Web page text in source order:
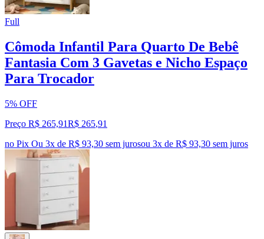
Full
Cômoda Infantil Para Quarto De Bebê
Fantasia Com 3 Gavetas e Nicho Espaço
Para Trocador
5% OFF
Preço R$ 265,91R$ 265,91
no Pix Ou 3x de R$ 93,30 sem jurosou 3x de R$ 93,30 sem juros